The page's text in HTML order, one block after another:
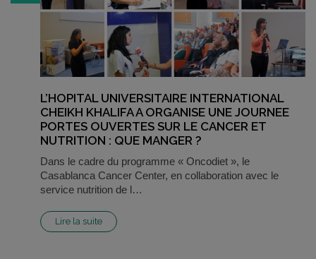
L’HOPITAL UNIVERSITAIRE INTERNATIONAL
CHEIKH KHALIFA A ORGANISE UNE JOURNEE
PORTES OUVERTES SUR LE CANCER ET
NUTRITION : QUE MANGER ?
Dans le cadre du programme « Oncodiet », le
Casablanca Cancer Center, en collaboration avec le
service nutrition de l…
Lire la suite